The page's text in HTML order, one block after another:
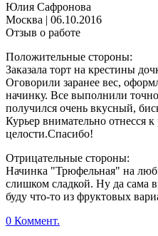
Юлия Сафронова
Москва | 06.10.2016
Отзыв о работе
Положительные стороны:
Заказала торт на крестины
Оговорили заранее вес,
начинку. Все выполнили
получился очень вкусный,
Курьер внимательно отнесся
целости.Спасибо!
Отрицательные стороны:
Начинка "Трюфельная" на
слишком сладкой. Ну да сама
буду что-то из фруктовых
0 Коммент.